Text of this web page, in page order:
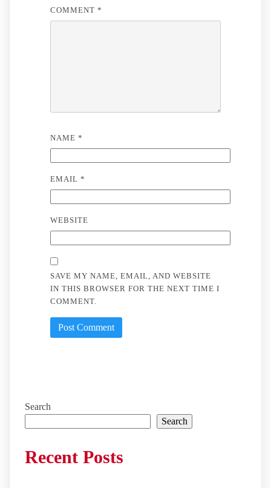
COMMENT *
NAME *
EMAIL *
WEBSITE
SAVE MY NAME, EMAIL, AND WEBSITE
IN THIS BROWSER FOR THE NEXT TIME I
COMMENT.
Search
Search
Recent Posts